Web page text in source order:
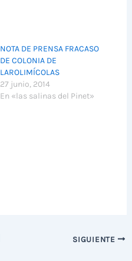
NOTA DE PRENSA FRACASO
DE COLONIA DE
LAROLIMÍCOLAS
27 junio, 2014
En «las salinas del Pinet»
SIGUIENTE